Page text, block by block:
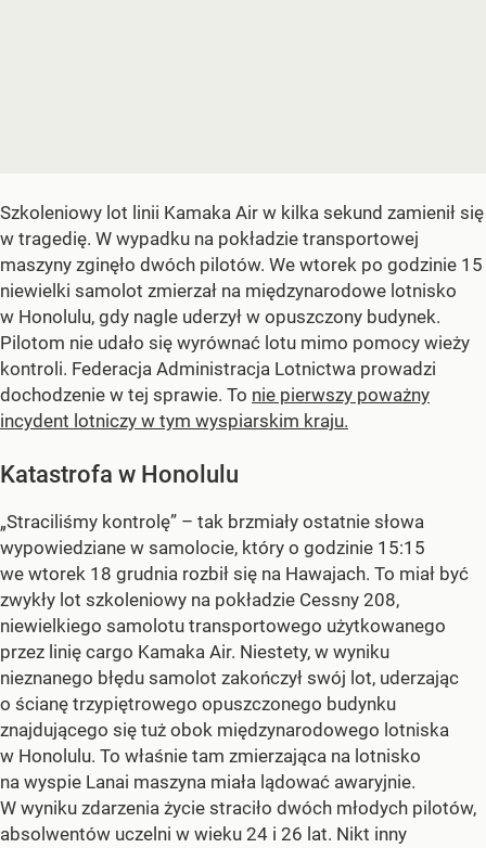
Szkoleniowy lot linii Kamaka Air w kilka sekund zamienił się
w tragedię. W wypadku na pokładzie transportowej
maszyny zginęło dwóch pilotów. We wtorek po godzinie 15
niewielki samolot zmierzał na międzynarodowe lotnisko
w Honolulu, gdy nagle uderzył w opuszczony budynek.
Pilotom nie udało się wyrównać lotu mimo pomocy wieży
kontroli. Federacja Administracja Lotnictwa prowadzi
dochodzenie w tej sprawie. To nie pierwszy poważny
incydent lotniczy w tym wyspiarskim kraju.
Katastrofa w Honolulu
„Straciliśmy kontrolę” – tak brzmiały ostatnie słowa
wypowiedziane w samolocie, który o godzinie 15:15
we wtorek 18 grudnia rozbił się na Hawajach. To miał być
zwykły lot szkoleniowy na pokładzie Cessny 208,
niewielkiego samolotu transportowego użytkowanego
przez linię cargo Kamaka Air. Niestety, w wyniku
nieznanego błędu samolot zakończył swój lot, uderzając
o ścianę trzypiętrowego opuszczonego budynku
znajdującego się tuż obok międzynarodowego lotniska
w Honolulu. To właśnie tam zmierzająca na lotnisko
na wyspie Lanai maszyna miała lądować awaryjnie.
W wyniku zdarzenia życie straciło dwóch młodych pilotów,
absolwentów uczelni w wieku 24 i 26 lat. Nikt inny